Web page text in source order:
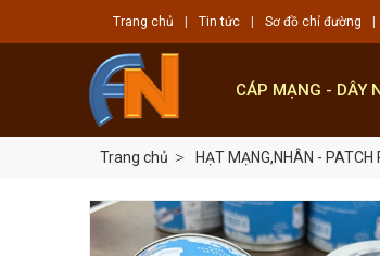
CÁP MẠNG - DÂY
Trang chủ HẠT MẠNG,NHÂN - PATCH
Trang chủ Tin tức Sơ đồ chỉ đường